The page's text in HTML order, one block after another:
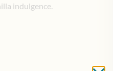
indulgence.